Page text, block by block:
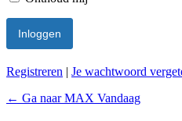
Registreren | Je wachtwoord
← Ga naar MAX Vandaag